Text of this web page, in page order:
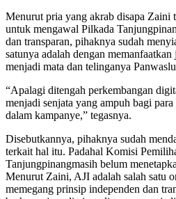
Menurut pria yang akrab disapa Zaini
untuk mengawal Pilkada
dan transparan, pihaknya sudah
satunya adalah dengan
menjadi mata dan telinganya
“Apalagi ditengah perkembangan
menjadi senjata yang ampuh bagi
dalam kampanye,” tegasnya.
Disebutkannya, pihaknya sudah
terkait hal itu. Padahal Komisi
Tanjungpinangmasih belum
Menurut Zaini, AJI adalah salah satu
memegang prinsip independen dan